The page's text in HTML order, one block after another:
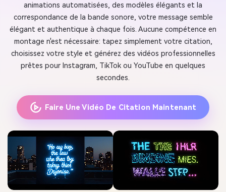
animations automatisées, des modèles élégants et la
correspondance de la bande sonore, votre message semble
élégant et authentique à chaque fois. Aucune compétence en
montage n'est nécessaire: tapez simplement votre citation,
choisissez votre style et générez des vidéos professionnelles
prêtes pour Instagram, TikTok ou YouTube en quelques
secondes.
Faire Une Vidéo De Citation Maintenant